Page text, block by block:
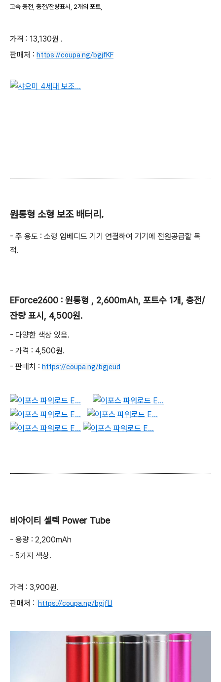
고속 충전, 충전/잔량표시, 2개의 포트,
가격 : 13,130원 .
판매처 : https://coupa.ng/bgjfKF
원통형 소형 보조 배터리.
- 주 용도 : 소형 임베디드 기기 연결하여 기기에 전원공급할 목
적.
EForce2600 : 원통형 , 2,600mAh, 포트수 1개, 충전/
잔량 표시, 4,500원.
- 다양한 색상 있음.
- 가격 : 4,500원.
- 판매처 : https://coupa.ng/bgjeud
비아이티 셀텍 Power Tube
- 용량 : 2,200mAh
- 5가지 색상.
가격 : 3,900원.
판매처 :
https://coupa.ng/bgjfLI